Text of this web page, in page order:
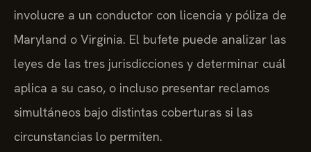
involucre a un conductor con licencia y póliza de
Maryland o Virginia. El bufete puede analizar las
leyes de las tres jurisdicciones y determinar cuál
aplica a su caso, o incluso presentar reclamos
simultáneos bajo distintas coberturas si las
circunstancias lo permiten.